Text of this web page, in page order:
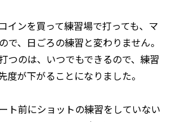
インを買って練習場で打っても、マ
で、日ごろの練習と変わりません。
つのは、いつでもできるので、練習
度が下がることになりました。
ト前にショットの練習をしていない